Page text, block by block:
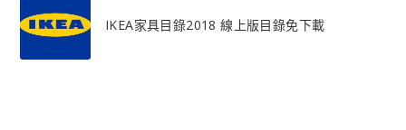
IKEA家具目錄2018 線上版目錄免下載